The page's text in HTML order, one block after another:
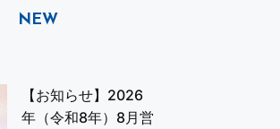
NEW
【お知らせ】2026
年（令和8年）8月営